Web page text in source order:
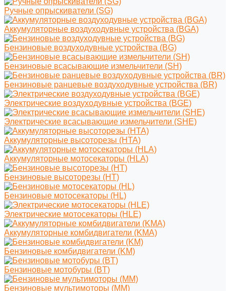
Ручные опрыскиватели (SG)
Аккумуляторные воздуходувные устройства (BGA)
Бензиновые воздуходувные устройства (BG)
Бензиновые всасывающие измельчители (SH)
Бензиновые ранцевые воздуходувные устройства (BR)
Электрические воздуходувные устройства (BGE)
Электрические всасывающие измельчители (SHE)
Аккумуляторные высоторезы (HTA)
Аккумуляторные мотосекаторы (HLA)
Бензиновые высоторезы (HT)
Бензиновые мотосекаторы (HL)
Электрические мотосекаторы (HLE)
Аккумуляторные комбидвигатели (KMA)
Бензиновые комбидвигатели (KM)
Бензиновые мотобуры (BT)
Бензиновые мультимоторы (MM)